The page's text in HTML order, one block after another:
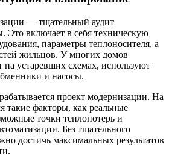
— тщательный аудит
Это включает в себя техническую
параметры теплоносителя, а
жильцов. У многих домов
устаревших схемах, используют
и насосы.
проект модернизации. На
такие факторы, как реальные
точки теплопотерь и
Без тщательного
достичь максимальных результатов